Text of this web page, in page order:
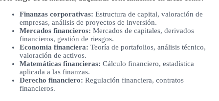
Finanzas corporativas: Estructura de capital, valoración de
empresas, análisis de proyectos de inversión.
Mercados financieros: Mercados de capitales, derivados
financieros, gestión de riesgos.
Economía financiera: Teoría de portafolios, análisis técnico,
valoración de activos.
Matemáticas financieras: Cálculo financiero, estadística
aplicada a las finanzas.
Derecho financiero: Regulación financiera, contratos
financieros.